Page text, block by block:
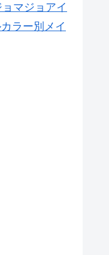
マジョアイ
ラー別メイ